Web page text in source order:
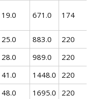
19.0 671.0 174
25.0 883.0 220
28.0 989.0 220
41.0 1448.0 220
48.0 1695.0 220